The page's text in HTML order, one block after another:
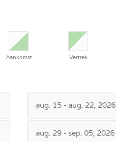
Aankomst Vertrek
aug. 15 - aug. 22, 2026
aug. 29 - sep. 05, 2026